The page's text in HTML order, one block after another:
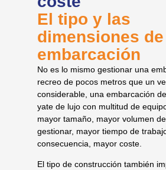
El tipo y las
dimensiones
embarcación
No es lo mismo gestionar una
recreo de pocos metros que un
considerable, una embarcación
yate de lujo con multitud de
mayor tamaño, mayor volumen
gestionar, mayor tiempo de
consecuencia, mayor coste.
El tipo de construcción también